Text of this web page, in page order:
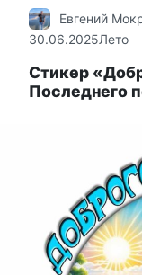
Евгений
30.06.2025Лето
Стикер
Последнего